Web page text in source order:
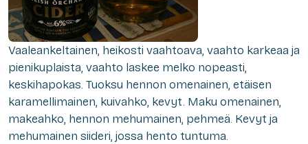
Vaaleankeltainen, heikosti vaahtoava, vaahto karkeaa ja
pienikuplaista, vaahto laskee melko nopeasti,
keskihapokas. Tuoksu hennon omenainen, etäisen
karamellimainen, kuivahko, kevyt. Maku omenainen,
makeahko, hennon mehumainen, pehmeä. Kevyt ja
mehumainen siideri, jossa hento tuntuma.